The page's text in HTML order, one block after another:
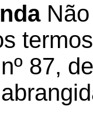
Não
87,